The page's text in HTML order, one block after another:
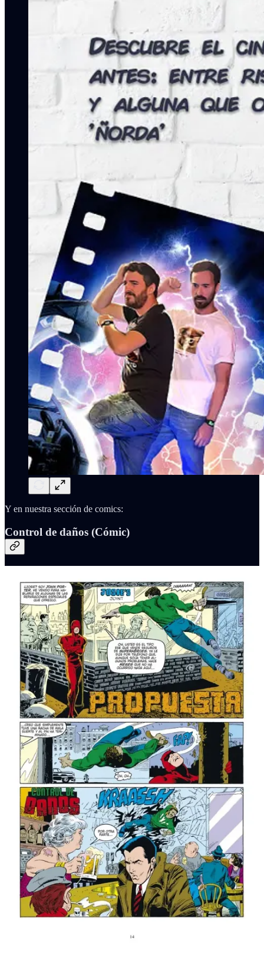
Y en nuestra sección de comics:
Control de daños (Cómic)
Siempre que veo las películas deAvengersoMan of Steelde
Snyder, pasa por mi cabeza una idea tonta: ¡Menudo marrón al que
le toque reparar toda la ciudad! Y es que, si recordáis bien, la ciudad
quedaba devastada al final de ambas películas. Pues para eso está el
equipo de Control de Daños.En este comic, muy interesante, por
cierto, verás como humanos sin poderes tienen que vérselas con
superhéroes, contratistas y funcionarios para reparar una
ciudad devastada por Hulk.
Esta colección de más de un número recorre varias épocas en el
mundo de Marvel, pero yo te recomiendo la parte que me he leído:
el volumen 3. En el que el talento de Salva Espín nos muestra un
claro ejemplo de la expresión menos, es más.
El argumento afronta el desastre de la destrucción desde un lado más
de intrigas de despacho que de peleas. Donde verás a unos
Thunderbolts ebrios de poder exigiendo que los papeles estén en
regla, a un batallón de superhéroes dispuestos a ayudar en la
búsqueda de heridos, para rematar con una histriónica historia en la
que el edificio Chrysler toma vida y a modo de crítica social, cierra
este número con humor.
En fin, si quieres leer algo refrescante este verano, lo puedes pillar
aquí. (Lo vas a releer varias veces, seguro).
La Peli que te ahorraremos ver